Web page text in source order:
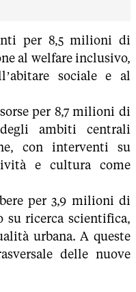
per 8,5 milioni di
al welfare inclusivo,
sociale e al
per 8,7 milioni di
ambiti centrali
con interventi su
e cultura come
per 3,9 milioni di
su ricerca scientifica,
urbana. A queste
delle nuove